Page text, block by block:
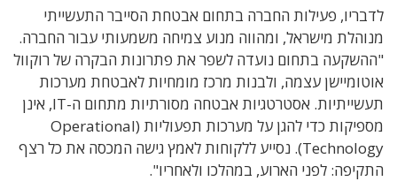
פעילות החברה בתחום אבטחת הסייבר התעשייתי
מישראל, ומהווה מנוע צמיחה משמעותי עבור החברה.
בתחום נועדה לשפר את פתרונות הבקרה של רוקוול
עצמה, ולבנות מרכז מומחיות לאבטחת מערכות
תעשייתיות. אסטרטגיות אבטחה מסורתיות מתחום ה-IT, אינן
מספיקות כדי להגן על מערכות תפעוליות (Operational
Technology). נסייע ללקוחות לאמץ גישה המכסה את כל רצף
לפני הארוע, במהלכו ולאחריו".